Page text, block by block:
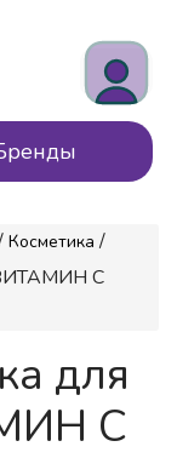
Косметика /
С
для
С